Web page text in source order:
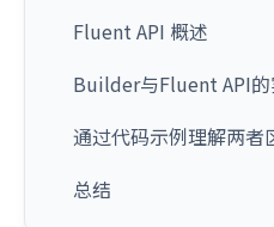
Fluent API 概述
Builder与Fluent API
通过代码示例理解两者
总结